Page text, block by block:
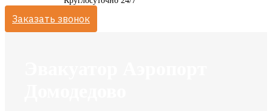
Заказать звонок